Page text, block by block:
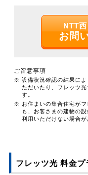
NTT
お問
ご留意事項
※ 設備状況確認の結果によ
ただいたり、フレッツ
す。
※ お住まいの集合住宅がフ
も、お客さまの建物の
利用いただけない場合が
フレッツ光 料金プ